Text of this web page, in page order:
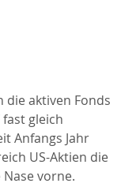
die aktiven Fonds
fast gleich
Anfangs Jahr
US-Aktien die
vorne.